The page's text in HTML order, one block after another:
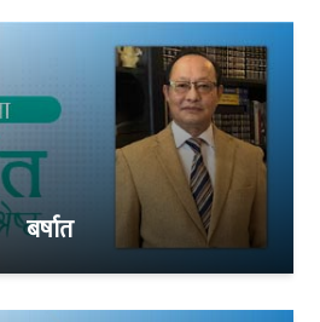
बर्षात